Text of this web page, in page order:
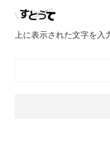
上に表示された文字を入